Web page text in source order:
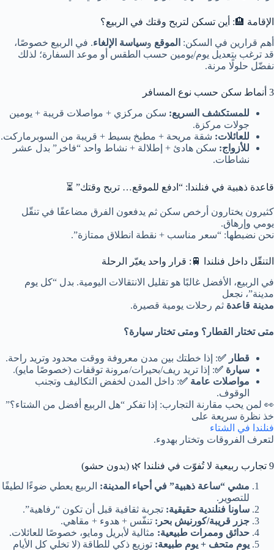
الإقامة 🏨: أين تسكن لتربح وقتك في الربيع؟
أهم قرارين في السكن: الموقع وسياسة الإلغاء. في الربيع خصوصًا،
قد ترغب بتعديل يوم/يومين حسب الطقس أو موعد السفارة؛ لذلك
نفضّل حلولًا مرنة.
3 أنماط سكن حسب نوع المسافر
للمستكشف السريع: سكن مركزي + مواصلات قريبة + يومين
جولات مركزة.
للعائلات: شقة مريحة + مطبخ بسيط + قريبة من السوبرماركت.
للأزواج: سكن هادئ + إطلالة + نشاط واحد “فاخر” بدل عشر
نشاطات.
قاعدة ذهبية في فنلندا: “ادفع للموقع… تربح وقتك” ⏳
كثيرون يختارون أرخص سكن ثم يدفعون الفرق مضاعفًا في تنقّل
يومي وإرهاق.
نحن نضبطها: “سعر مناسب + نقطة انطلاق ممتازة”.
التنقّل داخل فنلندا 🚆: قرار واحد يغيّر الرحلة
في الربيع، الأفضل غالبًا هو تقليل الانتقالات اليومية. بدل “كل يوم
مدينة”، نجعل
مدينة قاعدة ثم رحلات يومية قصيرة.
متى تختار القطار؟ ومتى تختار سيارة؟
قطار ✅: إذا خطتك بين مدن معروفة ووقت محدود وتريد راحة.
سيارة ✅: إذا تريد ريف/بحيرات/مرونة توقفات (خصوصًا مايو).
مواصلات عامة ✅: داخل المدن لخفض التكاليف وتجنب
الوقوف.
👀 لمن يحب مقارنة التجارب: إذا تفكر “هل الربيع أفضل من الشتاء؟”
خذ نظرة سريعة على
فنلندا في الشتاء
لتعرف الفروقات وتختار بهدوء.
9 تجارب ربيعية لا تُفوّت في فنلندا 🌿 (بدون حشو)
مشي “ساعة ذهبية” في أحياء المدينة: الربيع يعطي ضوءًا لطيفًا
للتصوير.
ساونا فنلندية حقيقية: تجربة ثقافية قبل أن تكون “رفاهية”.
جزر قريبة/كورنيش بحر: تنفّس + هدوء + مقاهي.
حدائق وممرات طبيعية: مثالية لأبريل ومايو، خصوصًا للعائلات.
يوم متحف + يوم طبيعة: توزيع ذكي للطاقة (لا تخلي كل الأيام